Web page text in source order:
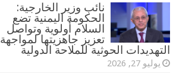
نائب وزير الخارجية:
الحكومة اليمنية تضع
السلام أولوية وتواصل
تعزيز جاهزيتها لمواجهة
التهديدات الحوثية للملاحة الدولية
يوليو 27, 2026